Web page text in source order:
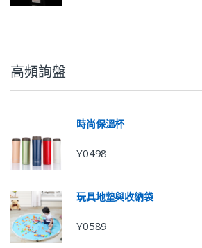
高頻詢盤
時尚保溫杯
Y0498
玩具地墊與收納袋
Y0589